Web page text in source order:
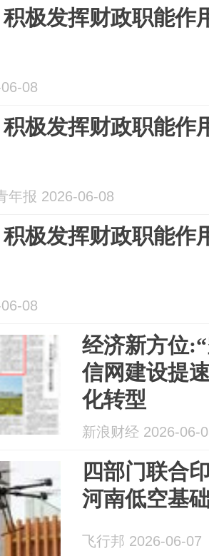
极发挥财政职能作
08
极发挥财政职能作
年报 2026-06-08
极发挥财政职能作
08
经济新方位
信网建设提
化转型
新浪财经 2026-06-
四部门联合
河南低空基
飞行邦 2026-06-07